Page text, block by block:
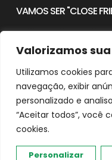
Valorizamos
Utilizamos cookies
navegação, exibir
personalizado e
“Aceitar todos”, você
cookies.
Personalizar
VAMOS SER "CLOSE
Contato
Downloads
© 2025 Aprender em Casa -